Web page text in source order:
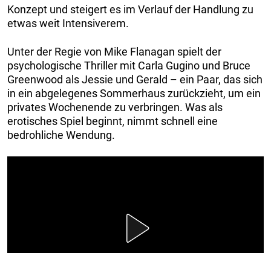
Konzept und steigert es im Verlauf der Handlung zu
etwas weit Intensiverem.
Unter der Regie von Mike Flanagan spielt der
psychologische Thriller mit Carla Gugino und Bruce
Greenwood als Jessie und Gerald – ein Paar, das sich
in ein abgelegenes Sommerhaus zurückzieht, um ein
privates Wochenende zu verbringen. Was als
erotisches Spiel beginnt, nimmt schnell eine
bedrohliche Wendung.